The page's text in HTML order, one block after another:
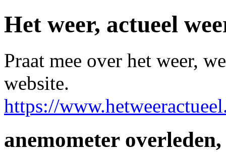
Het weer, actueel
Praat mee over het weer,
website.
https://
anemometer